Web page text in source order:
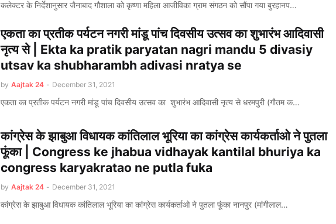
कलेक्टर के निर्देशानुसार जैनाबाद गौशाला को कृष्णा महिला आजीविका ग्राम संगठन को सौंपा गया बुरहानप…
एकता का प्रतीक पर्यटन नगरी मांडू पांच दिवसीय उत्सव का शुभारंभ आदिवासी
नृत्य से | Ekta ka pratik paryatan nagri mandu 5 divasiy
utsav ka shubharambh adivasi nratya se
by Aajtak 24 - December 31, 2021
एकता का प्रतीक पर्यटन नगरी मांडू पांच दिवसीय उत्सव का शुभारंभ आदिवासी नृत्य से धरमपुरी (गाैतम क…
कांग्रेस के झाबुआ विधायक कांतिलाल भूरिया का कांग्रेस कार्यकर्ताओ ने पुतला
फूंका | Congress ke jhabua vidhayak kantilal bhuriya ka
congress karyakratao ne putla fuka
by Aajtak 24 - December 31, 2021
कांग्रेस के झाबुआ विधायक कांतिलाल भूरिया का कांग्रेस कार्यकर्ताओ ने पुतला फूंका नानपुर (मांगीलाल…